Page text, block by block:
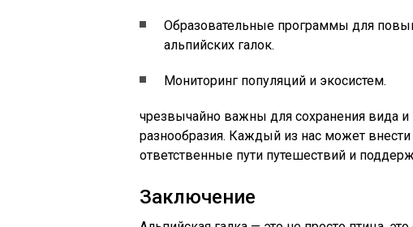
Образовательные программы для
альпийских галок.
Мониторинг популяций и экосистем.
чрезвычайно важны для сохранения вида и
разнообразия. Каждый из нас может
ответственные пути путешествий и
Заключение